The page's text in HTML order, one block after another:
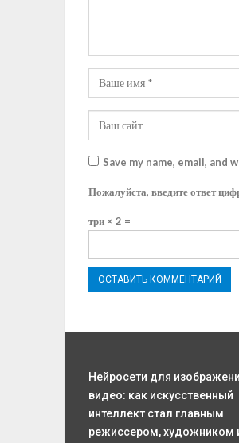
Save my name, email,
Пожалуйста, введите ответ
три × 2 =
Нейросети для
видео: как искусственный
интеллект стал главным
режиссером, художником